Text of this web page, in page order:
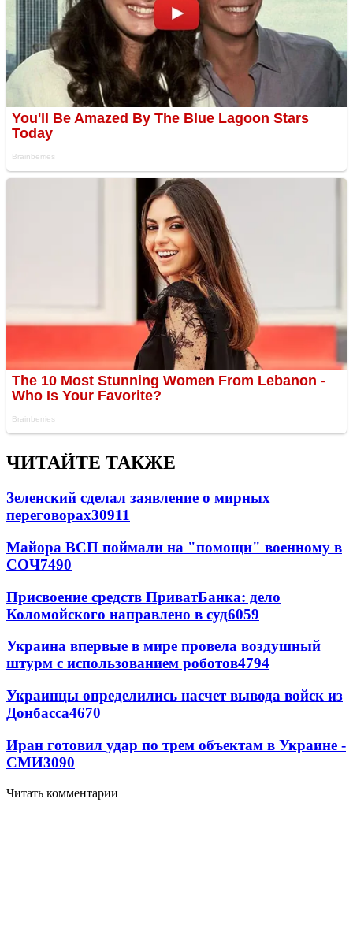
ЧИТАЙТЕ ТАКЖЕ
Зеленский сделал заявление о мирных
переговорах30911
Майора ВСП поймали на "помощи" военному в
СОЧ7490
Присвоение средств ПриватБанка: дело
Коломойского направлено в суд6059
Украина впервые в мире провела воздушный
штурм с использованием роботов4794
Украинцы определились насчет вывода войск из
Донбасса4670
Иран готовил удар по трем объектам в Украине -
СМИ3090
Читать комментарии